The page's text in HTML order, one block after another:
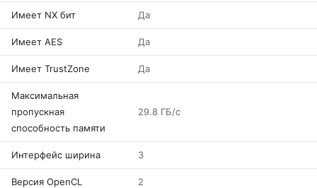
Имеет NX бит Да
Имеет AES Да
Имеет TrustZone Да
Максимальная
пропускная
способность памяти
29.8 ГБ/с
Интерфейс ширина 3
Версия OpenCL 2